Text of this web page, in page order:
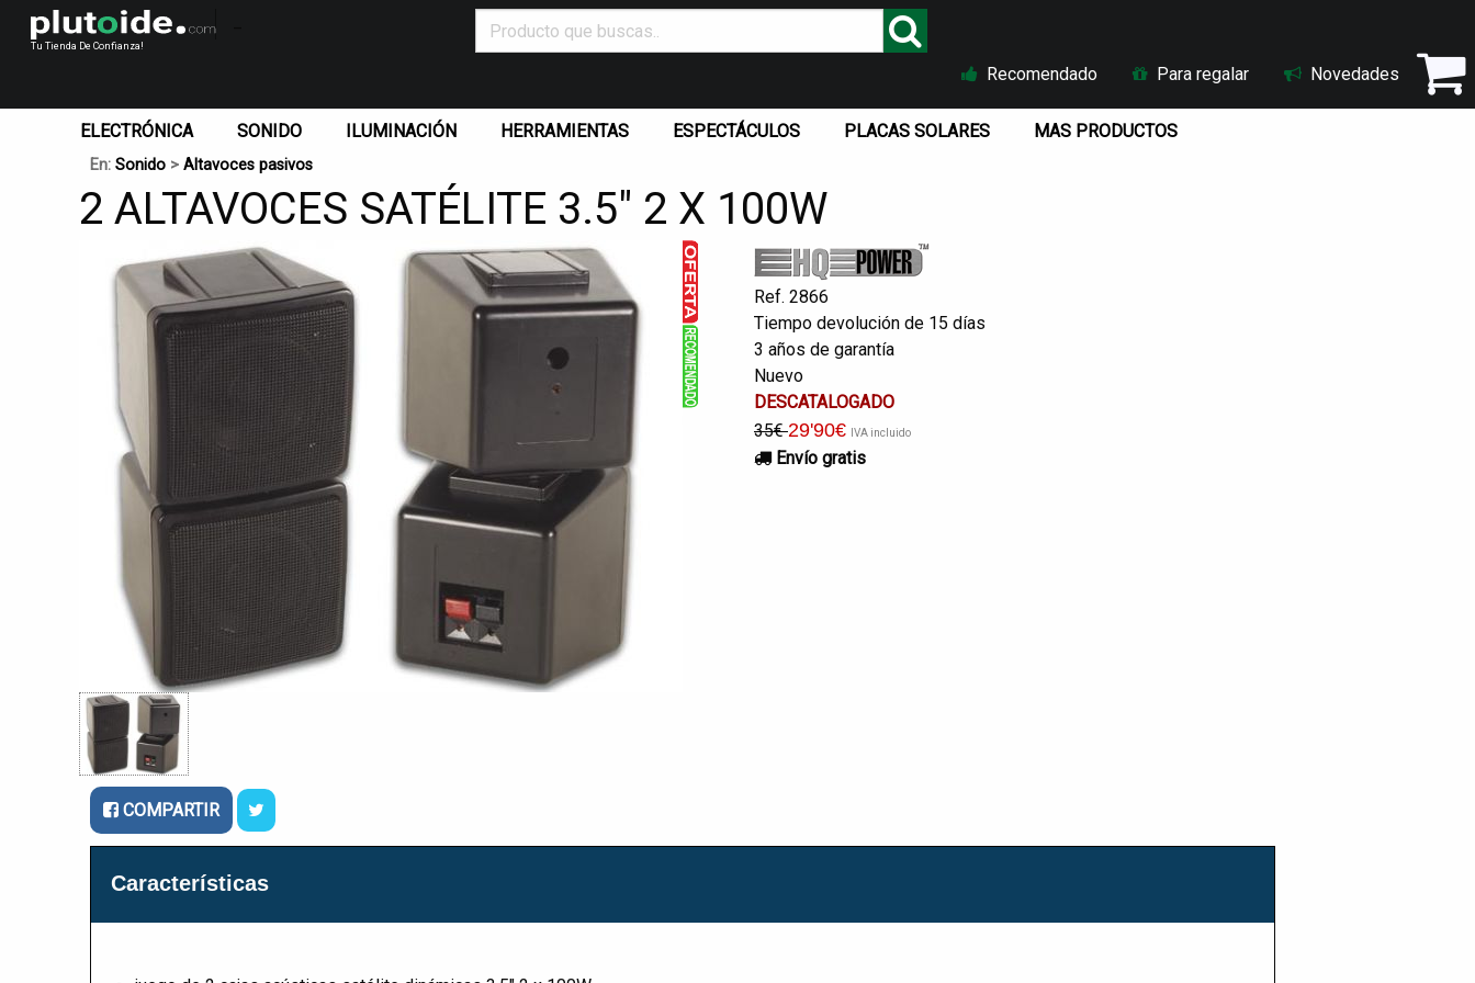
Tu Tienda De Confianza!
Recomendado Para regalar Novedades
ELECTRÓNICA SONIDO ILUMINACIÓN HERRAMIENTAS ESPECTÁCULOS PLACAS SOLARES MAS PRODUCTOS
En: Sonido > Altavoces pasivos
2 ALTAVOCES SATÉLITE 3.5" 2 X 100W
Ref. 2866
Tiempo devolución de 15 días
3 años de garantía
Nuevo
DESCATALOGADO
35€29'90€ IVA incluido
Envío gratis
COMPARTIR
Características